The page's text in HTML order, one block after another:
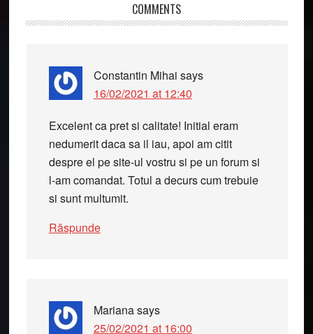
Interactions
COMMENTS
Constantin Mihai says
16/02/2021 at 12:40
Excelent ca pret si calitate! Initial eram
nedumerit daca sa il iau, apoi am citit
despre el pe site-ul vostru si pe un forum si
l-am comandat. Totul a decurs cum trebuie
si sunt multumit.
Răspunde
Marianasays
25/02/2021 at 16:00